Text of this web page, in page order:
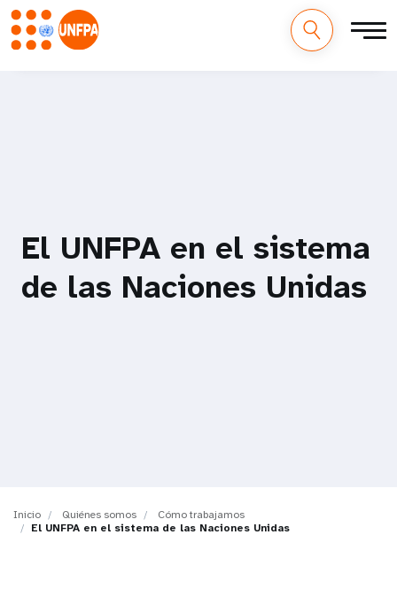
o
El UNFPA en el sistema
de las Naciones Unidas
Inicio Quiénes somos
Cómo trabajamos
El UNFPA en el sistema de las Naciones Unidas